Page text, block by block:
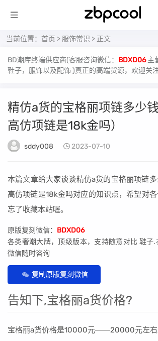
当前位置： 首页 > 服饰常识 > 正文
BD潮库终端供应商(客服咨询微信： BDXD06 主
鞋子，服饰以及配饰 )真正的高端货源，欢迎关
精仿a货的宝格丽项链多少
高仿项链是18k金吗）
sddy008 2023-07-10
本篇文章给大家谈谈精仿a货的宝格丽项链
高仿项链是18k金吗对应的知识点，希望对
忘了收藏本站喔。
原版复刻微信： BDXD06
各类奢潮大牌，顶级版本，支持随意对比 鞋子
微信随时咨询
复制原版复刻微信
告知下,宝格丽a货价格?
宝格丽a货价格是10000元――20000元左右